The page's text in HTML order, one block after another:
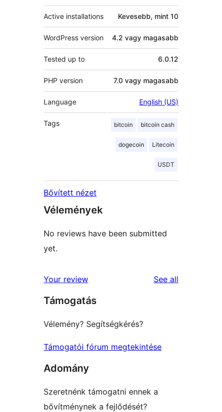
Active installations Kevesebb, mint 10
WordPress version 4.2 vagy magasabb
Tested up to 6.0.12
PHP version 7.0 vagy magasabb
Language English (US)
Tags bitcoin bitcoin cash
dogecoin Litecoin
USDT
Bővített nézet
Vélemények
No reviews have been submitted
yet.
Your review See all
Támogatás
Vélemény? Segítségkérés?
Támogatói fórum megtekintése
Adomány
Szeretnénk támogatni ennek a
bővítménynek a fejlődését?